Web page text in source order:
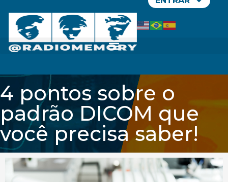
4 pontos sobre o
padrão DICOM que
você precisa saber!